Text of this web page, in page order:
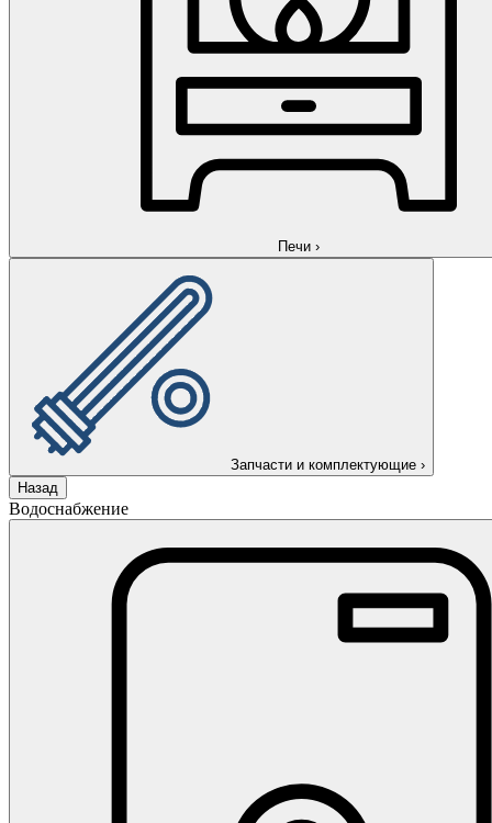
Печи ›
Запчасти и комплектующие ›
Назад
Водоснабжение